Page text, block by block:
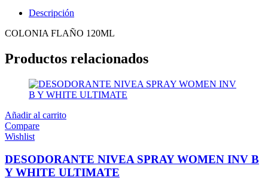
Descripción
COLONIA FLAÑO 120ML
Productos relacionados
Añadir al carrito
Compare
Wishlist
DESODORANTE NIVEA SPRAY WOMEN INV B
Y WHITE ULTIMATE